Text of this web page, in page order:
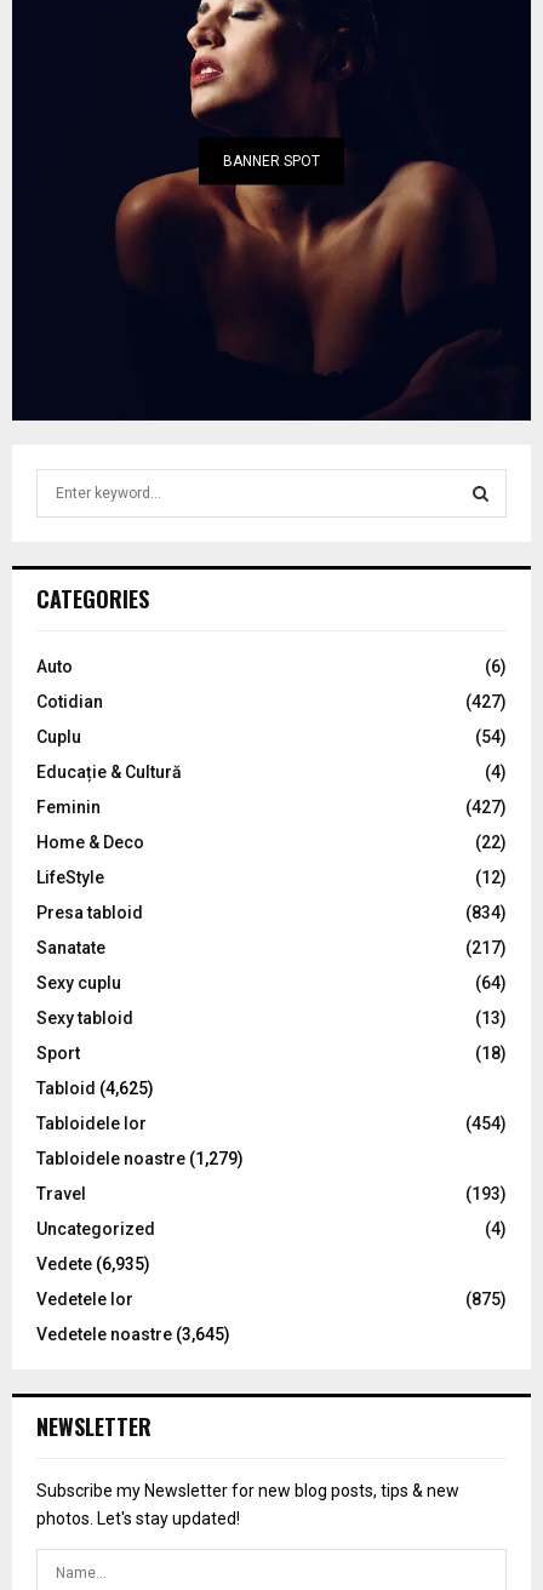
BANNER SPOT
h
o
:
C
CATEGORIES
Auto
(6)
Cotidian
(427)
Cuplu
(54)
Educație & Cultură
(4)
Feminin
(427)
Home & Deco
(22)
LifeStyle
(12)
Presa tabloid
(834)
Sanatate
(217)
Sexy cuplu
(64)
Sexy tabloid
(13)
Sport
(18)
Tabloid (4,625)
Tabloidele lor
(454)
Tabloidele noastre (1,279)
Travel
(193)
Uncategorized
(4)
Vedete (6,935)
Vedetele lor
(875)
Vedetele noastre (3,645)
NEWSLETTER
Subscribe my Newsletter for new blog posts, tips & new
photos. Let's stay updated!